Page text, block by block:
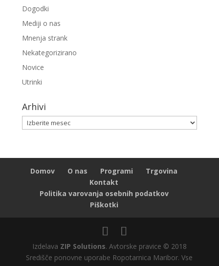
Dogodki
Mediji o nas
Mnenja strank
Nekategorizirano
Novice
Utrinki
Arhivi
Arhivi
Domov O nas Programi
Trgovina
Kontakt
Politika varovanja osebnih podatkov
Piškotki
Izdelava ZIP Solutions. Avtorske pravice © 2018
Središče ponovne uporabe Ropotarnica Maribor. Vse